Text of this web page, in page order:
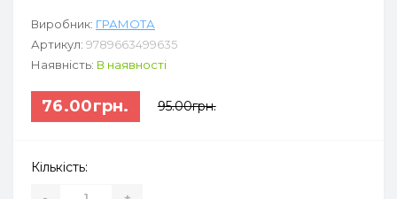
Виробник: ГРАМОТА
Артикул: 9789663499635
Наявність: В наявності
76.00грн. 95.00грн.
Кількість: